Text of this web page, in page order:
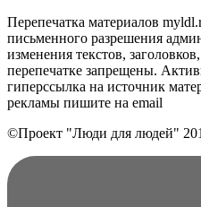
Перепечатка материалов
письменного разрешения
изменения текстов,
перепечатке запрещены.
гиперссылка на источник
рекламы пишите на еmail
©Проект "Люди для людей"